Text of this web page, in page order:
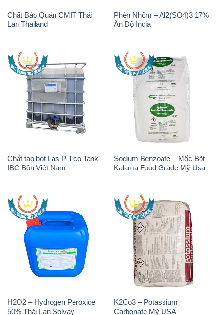
Chất Bảo Quản CMIT Thái
Lan Thailand
Phèn Nhôm – Al2(SO4)3 17%
Ấn Độ India
Chất tạo bọt Las P Tico Tank
IBC Bồn Việt Nam
Sodium Benzoate – Mốc Bột
Kalama Food Grade Mỹ Usa
H2O2 – Hydrogen Peroxide
50% Thái Lan Solvay
K2Co3 – Potassium
Carbonate Mỹ USA